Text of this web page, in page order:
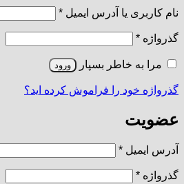
نام کاربری یا آدرس ایمیل *الزامی
گذرواژه *الزامی
مرا به خاطر بسپار ورود
گذرواژه خود را فراموش کرده اید؟
عضویت
آدرس ایمیل *الزامی
گذرواژه *الزامی